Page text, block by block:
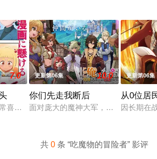
7.0
喜欢看漫画，尤其是 ☆野0 的《机器太与狸
更新第06集 10.0
你们先走我断后
面对庞大的魔神大军，为了回避全灭
更新第06集
从0位居
因长期在
共0 条 “吃魔物的冒险者” 影评